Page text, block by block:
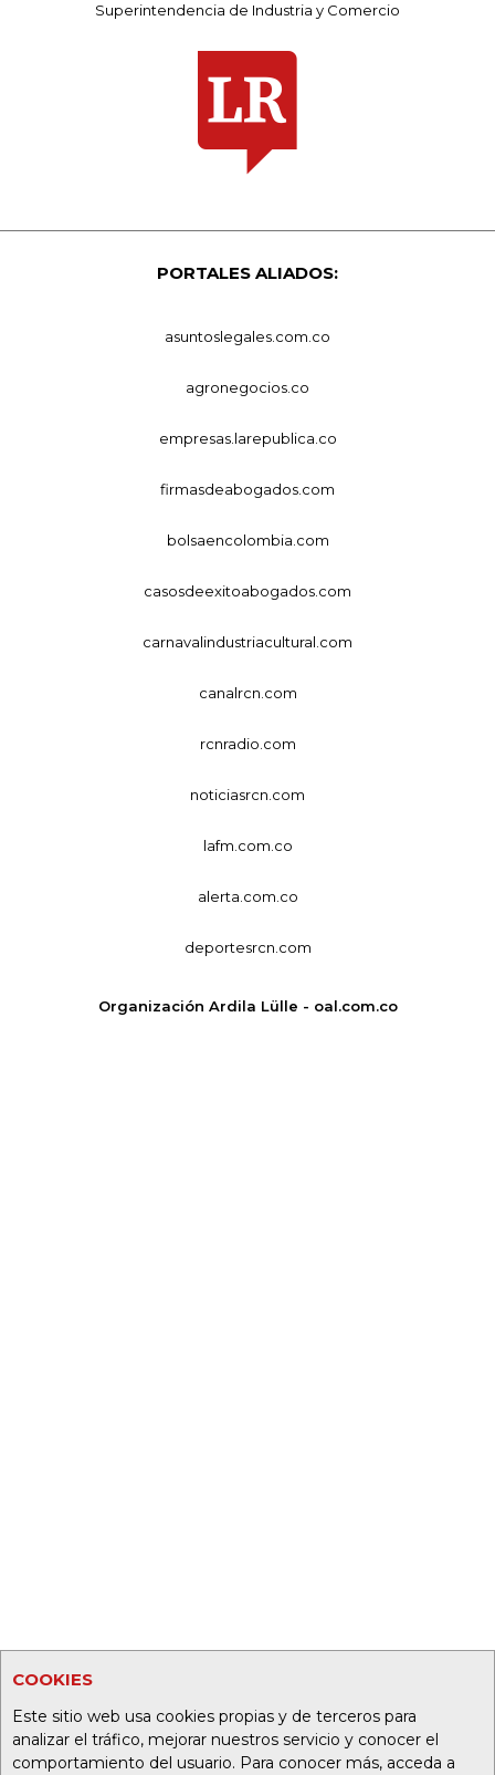
COOKIES
Este sitio web usa cookies propias y de terceros para
analizar el tráfico, mejorar nuestros servicio y conocer el
comportamiento del usuario. Para conocer más, acceda a
Superintendencia de Industria y Comercio
PORTALES ALIADOS:
asuntoslegales.com.co
agronegocios.co
empresas.larepublica.co
firmasdeabogados.com
bolsaencolombia.com
casosdeexitoabogados.com
carnavalindustriacultural.com
canalrcn.com
rcnradio.com
noticiasrcn.com
lafm.com.co
alerta.com.co
deportesrcn.com
Organización Ardila Lülle - oal.com.co